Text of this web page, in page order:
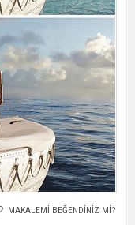
MAKALEMI BEĞENDINIZ MI?